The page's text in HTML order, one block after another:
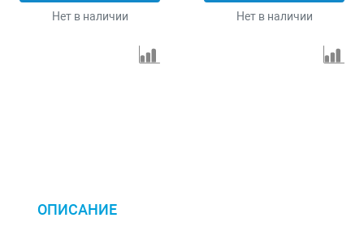
Нет в наличии Нет в наличии
ОПИСАНИЕ